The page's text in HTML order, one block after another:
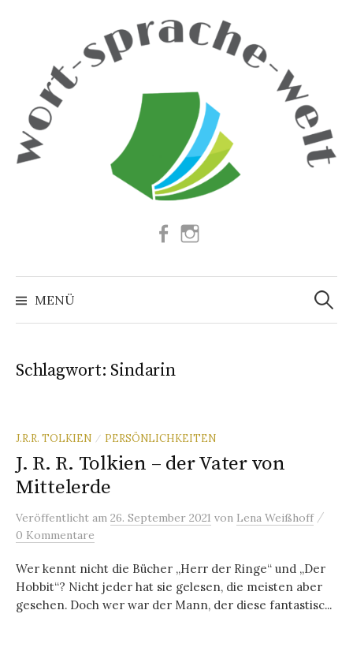
Facebook
MENÜ
Suchen
nach:
Schlagwort: Sindarin
J.R.R. TOLKIEN / PERSÖNLICHKEITEN
J. R. R. Tolkien – der Vater von
Mittelerde
Veröffentlicht am 26. September 2021 von Lena Weißhoff /
0 Kommentare
Wer kennt nicht die Bücher „Herr der Ringe“ und „Der
Hobbit“? Nicht jeder hat sie gelesen, die meisten aber
gesehen. Doch wer war der Mann, der diese fantastisc...